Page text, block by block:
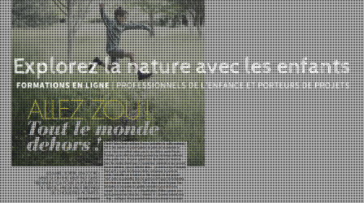
Eveil et Nature
Outils et Formations en ligne pour explorer la nature
avec les enfants